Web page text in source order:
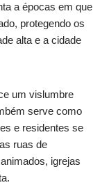
a épocas em que
protegendo os
alta e a cidade
um vislumbre
serve como
e residentes se
ruas de
igrejas